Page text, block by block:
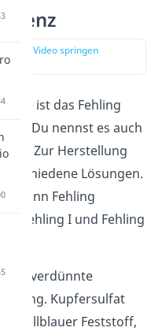
im Video springen
ist das Fehling
Du nennst es auch
. Zur Herstellung
Lösungen.
Fehling
als Fehling I und Fehling
verdünnte
Kupfersulfat
hellblauer Feststoff,